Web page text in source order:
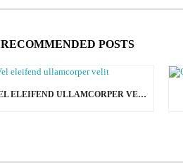
RECOMMENDED POSTS
VEL ELEIFEND ULLAMCORPER VELIT